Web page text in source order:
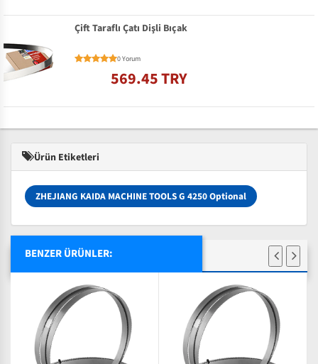
Çift Taraflı Çatı Dişli Bıçak
0 Yorum
569.45 TRY
Ürün Etiketleri
ZHEJIANG KAIDA MACHINE TOOLS G 4250 Optional
BENZER ÜRÜNLER: